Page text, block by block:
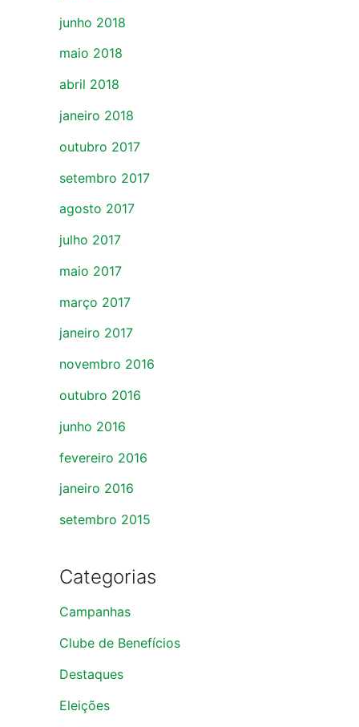
junho 2018
maio 2018
abril 2018
janeiro 2018
outubro 2017
setembro 2017
agosto 2017
julho 2017
maio 2017
março 2017
janeiro 2017
novembro 2016
outubro 2016
junho 2016
fevereiro 2016
janeiro 2016
setembro 2015
Categorias
Campanhas
Clube de Benefícios
Destaques
Eleições